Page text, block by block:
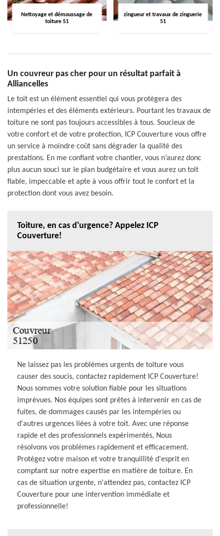
Nettoyage et démoussage de
toiture 51
zingueur et travaux de zinguerie
51
Un couvreur pas cher pour un résultat parfait à
Alliancelles
Le toit est un élément essentiel qui vous protègera des
intempéries et des éléments extérieurs. Pourtant les travaux de
toiture ne sont pas toujours accessibles à tous. Soucieux de
votre confort et de votre protection, ICP Couverture vous offre
un service à moindre coût sans dégrader la qualité des
prestations. En me confiant votre chantier, vous n’aurez donc
plus aucun souci sur le plan budgétaire et vous aurez un toit
fiable, impeccable et apte à vous offrir tout le confort et la
protection dont vous avez besoin.
Toiture, en cas d'urgence? Appelez ICP
Couverture!
Ne laissez pas les problèmes urgents de toiture vous
causer des soucis, contactez rapidement ICP Couverture!
Nous sommes votre solution fiable pour les situations
imprévues. Nos équipes sont prêtes à intervenir en cas de
fuites, de dommages causés par les intempéries ou
d'autres urgences liées à votre toit. Avec une réponse
rapide et des professionnels expérimentés, Nous
résolvons vos problèmes rapidement et efficacement.
Protégez votre maison et votre tranquillité d'esprit en
comptant sur notre expertise en matière de toiture. En
cas de situation urgente, n'attendez pas, contactez ICP
Couverture pour une intervention immédiate et
professionnelle!